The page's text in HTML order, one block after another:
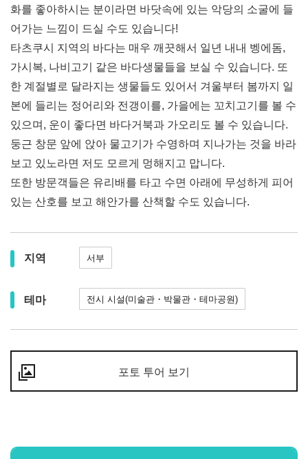
화를 좋아하시는 분이라면 바닷속에 있는 악당의 소굴에 들
어가는 느낌이 드실 수도 있습니다!
타츠쿠시 지역의 바다는 매우 깨끗해서 일년 내내 벵에돔,
가시복, 나비고기 같은 바다생물들을 보실 수 있습니다. 또
한 계절별로 달라지는 생물들도 있어서 겨울부터 봄까지 일
본에 들리는 정어리와 전갱이를, 가을에는 꼬치고기를 볼 수
있으며, 운이 좋다면 바다거북과 가오리도 볼 수 있습니다.
둥근 창문 앞에 앉아 물고기가 수영하며 지나가는 것을 바라
보고 있노라면 저도 모르게 멍해지고 맙니다.
또한 방문객들은 유리배를 타고 수면 아래에 무성하게 피어
있는 산호를 보고 해안가를 산책할 수도 있습니다.
지역 서부
테마 전시 시설(미술관・박물관・테마공원)
포토 투어 보기